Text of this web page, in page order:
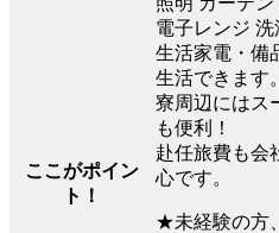
ここがポイン
ト！
電子レンジ
生活家電・備
生活できます。
寮周辺にはス
も便利！
赴任旅費も会
心です。
★未経験の方